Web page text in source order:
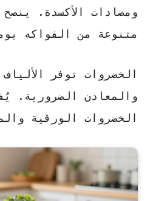
ومضادات الأكسدة.
متنوعة من الفواكه
الخضروات توفر
والمعادن الضرورية.
الخضروات الورقية